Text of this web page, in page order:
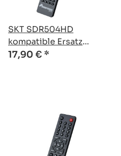
SKT SDR504HD
kompatible Ersatz
Fernbedienung
17,90 € *